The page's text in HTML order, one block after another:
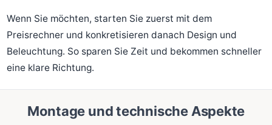
Wenn Sie möchten, starten Sie zuerst mit dem
Preisrechner und konkretisieren danach Design und
Beleuchtung. So sparen Sie Zeit und bekommen schneller
eine klare Richtung.
Montage und technische Aspekte